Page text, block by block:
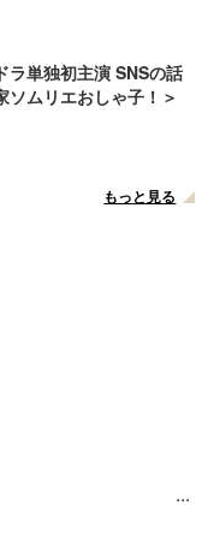
ラ単独初主演 SNSの話
ソムリエおしゃ子！＞
もっと見る
2014年8月までエ